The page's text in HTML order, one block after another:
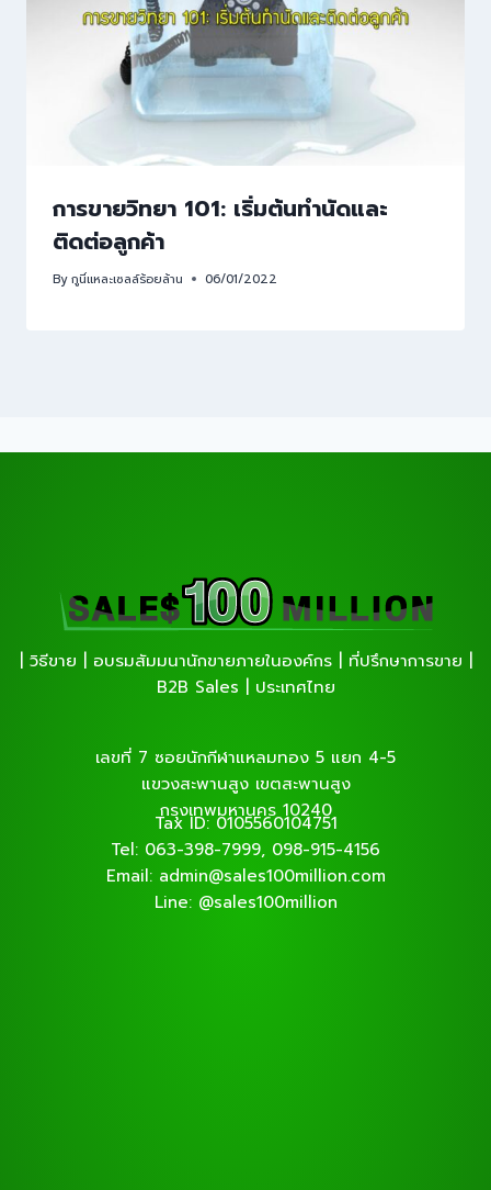
การขายวิทยา 101: เริ่มต้นทำนัดและ
ติดต่อลูกค้า
Byกูนี่แหละเซลล์ร้อยล้าน 06/01/2022
| วิธีขาย | อบรมสัมมนานักขายภายในองค์กร | ที่ปรึกษาการขาย |
B2B Sales | ประเทศไทย
เลขที่ 7 ซอยนักกีฬาแหลมทอง 5 แยก 4-5
แขวงสะพานสูง เขตสะพานสูง
กรุงเทพมหานคร 10240
Tax ID: 0105560104751
Tel: 063-398-7999, 098-915-4156
Email: admin@sales100million.com
Line: @sales100million